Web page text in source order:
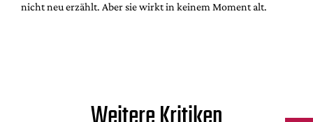
nicht neu erzählt. Aber sie wirkt in keinem Moment alt.